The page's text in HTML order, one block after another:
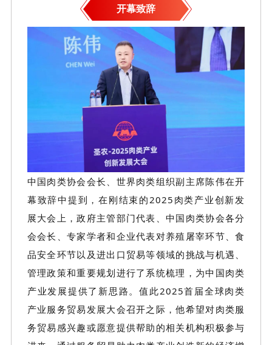
开幕致辞
中国肉类协会会长、世界肉类组织副主席陈伟在开
幕致辞中提到，在刚结束的2025肉类产业创新发
展大会 上，政府主管部门代表、中国肉类协会各分
会会长、专家学者和企业代表对养殖屠宰环节、食
品安全环节以及进出口贸易等领域的挑战与机遇、
管理政策和重要规划进行了系统梳理，为中国肉类
产业发展提供了新思路。值此2025首届全球肉类
产业服务贸易发展大会召开之际，他希望对肉类服
务贸易感兴趣或愿意提供帮助的相关机构积极参与